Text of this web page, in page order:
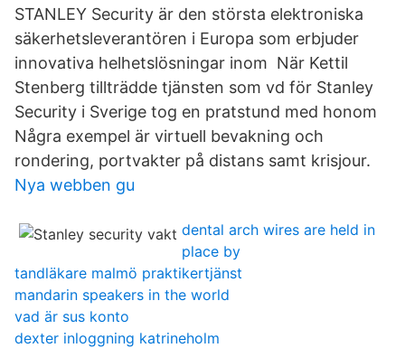
STANLEY Security är den största elektroniska
säkerhetsleverantören i Europa som erbjuder
innovativa helhetslösningar inom När Kettil
Stenberg tillträdde tjänsten som vd för Stanley
Security i Sverige tog en pratstund med honom
Några exempel är virtuell bevakning och
rondering, portvakter på distans samt krisjour.
Nya webben gu
dental arch wires are held in
place by
tandläkare malmö praktikertjänst
mandarin speakers in the world
vad är sus konto
dexter inloggning katrineholm